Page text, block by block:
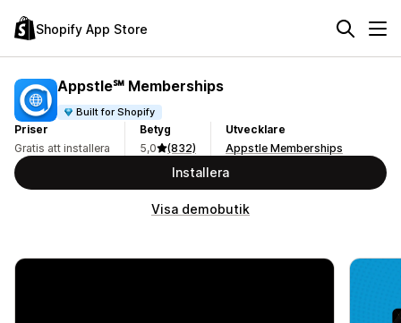
Shopify App Store
Appstle℠ Memberships
Built for Shopify
Priser
Gratis att installera
Betyg
5,0
(832)
Utvecklare
Appstle Memberships
Installera
Visa demobutik